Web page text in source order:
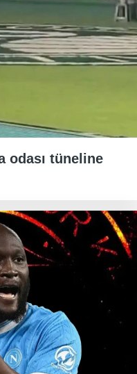
odası tüneline